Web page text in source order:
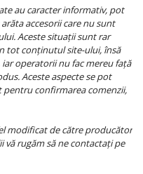
au caracter informativ, pot
accesorii care nu sunt
Aceste situații sunt rar
tot conținutul site-ului, însă
operatorii nu fac mereu față
Aceste aspecte se pot
pentru confirmarea comenzii,
modificat de către producător
vă rugăm să ne contactați pe